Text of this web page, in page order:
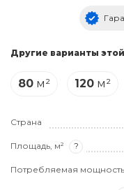
Другие варианты
80 м² 120 м²
Страна
Площадь, м² ?
Потребляемая мощность